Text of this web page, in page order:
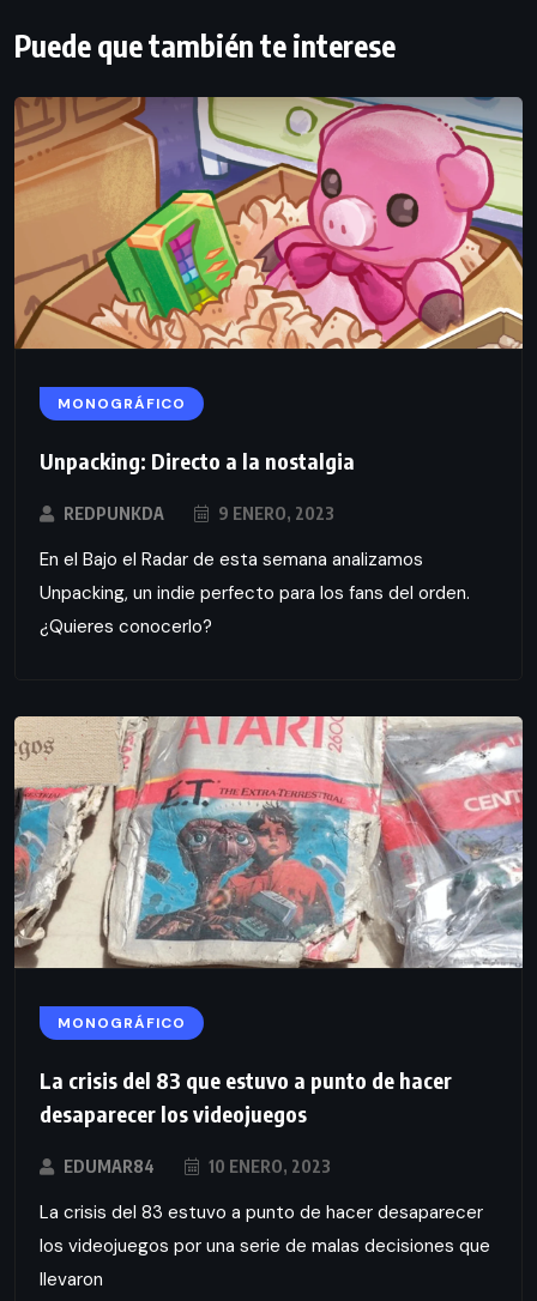
Puede que también te interese
MONOGRÁFICO
Unpacking: Directo a la nostalgia
REDPUNKDA 9 ENERO, 2023
En el Bajo el Radar de esta semana analizamos
Unpacking, un indie perfecto para los fans del orden.
¿Quieres conocerlo?
MONOGRÁFICO
La crisis del 83 que estuvo a punto de hacer
desaparecer los videojuegos
EDUMAR84 10 ENERO, 2023
La crisis del 83 estuvo a punto de hacer desaparecer
los videojuegos por una serie de malas decisiones que
llevaron